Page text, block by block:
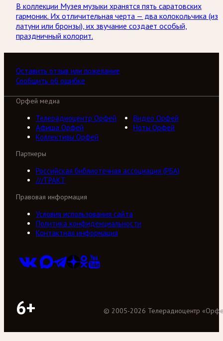
В коллекции Музея музыки хранятся пять саратовских
гармоник. Их отличительная черта — два колокольчика (из
латуни или бронзы), их звучание создает особый,
праздничный колорит.
Оставить отзыв или пожелание
Сообщить об ошибке
Орфей медиа
Телерадиоцентр Орфей
Видео Орфей
Афиша Орфей
Ноты Орфей
Коллективы Орфей
Партнеры
Российская библиотечная ассоциация (РБА)
///ТРАКТ
Правовая информация
Условия использования сайта
Политика конфиденциальности
Контактная информация
6+ © 2005-2026 Телерадиоцентр